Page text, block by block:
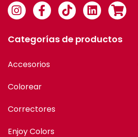
Categorías de productos
Accesorios
Colorear
Correctores
Enjoy Colors